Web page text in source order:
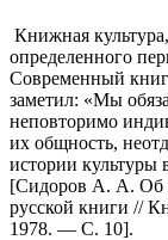
Книжная
определенного
Современный
заметил: «Мы
неповторимо
их общность,
истории культуры
[Сидоров А. А. Об
русской книги //
1978. — С. 10].